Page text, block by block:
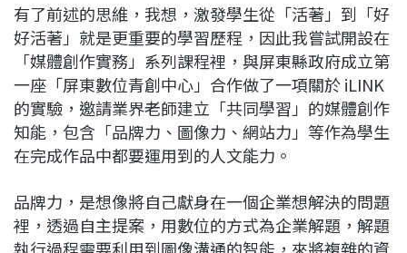
有了前述的思維，我想，激發學生從「活著」到「好
好活著」就是更重要的學習歷程，因此我嘗試開設在
「媒體創作實務」系列課程裡，與屏東縣政府成立第
一座「屏東數位青創中心」合作做了一項關於 iLINK
的實驗，邀請業界老師建立「共同學習」的媒體創作
知能，包含「品牌力、圖像力、網站力」等作為學生
在完成作品中都要運用到的人文能力。
品牌力，是想像將自己獻身在一個企業想解決的問題
裡，透過自主提案，用數位的方式為企業解題，解題